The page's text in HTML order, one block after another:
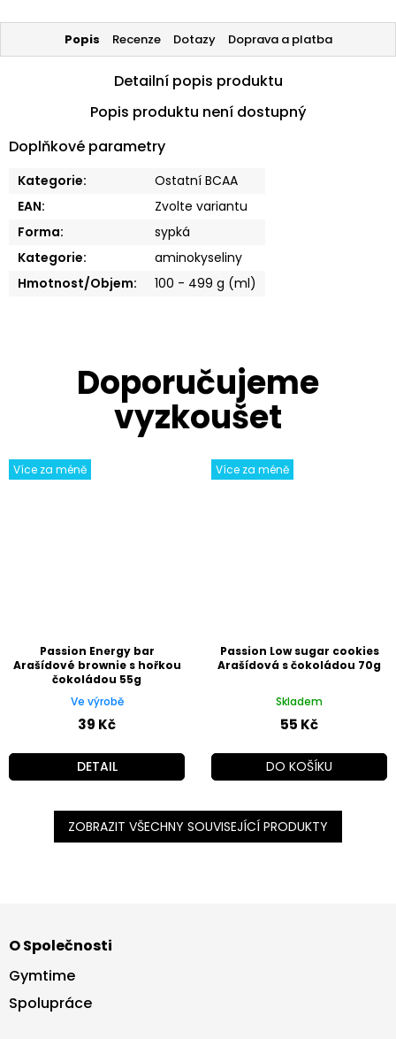
Více za méně
Passion Energy bar
Arašídové brownie s hořkou
čokoládou 55g
Ve výrobě
39 Kč
DETAIL
Více za méně
Passion Low sugar cookies
Arašídová s čokoládou 70g
Skladem
55 Kč
DO KOŠÍKU
ZOBRAZIT VŠECHNY SOUVISEJÍCÍ PRODUKTY
Popis Recenze Dotazy Doprava a platba
Detailní popis produktu
Popis produktu není dostupný
Doplňkové parametry
Kategorie:
Ostatní BCAA
EAN:
Zvolte variantu
Forma:
sypká
Kategorie:
aminokyseliny
Hmotnost/Objem: 100 - 499 g (ml)
p
a
O Společnosti
Gymtime
Spolupráce